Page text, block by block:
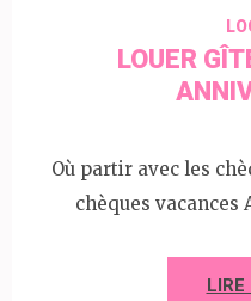
LOUER
Où partir avec les
chèques vacances
LIRE